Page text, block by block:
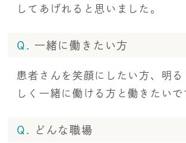
してあげれると思いました。
Q. 一緒に働きたい方
患者さんを笑顔にしたい方、明る
しく一緒に働ける方と働きたいで
Q. どんな職場